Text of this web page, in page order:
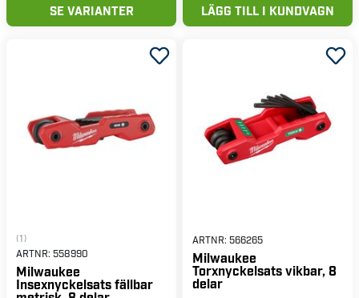
SE VARIANTER LÄGG TILL I KUNDVAGN
(1)
ARTNR: 558990
Milwaukee
Insexnyckelsats fällbar
ARTNR: 566265
Milwaukee
Torxnyckelsats vikbar, 8
delar